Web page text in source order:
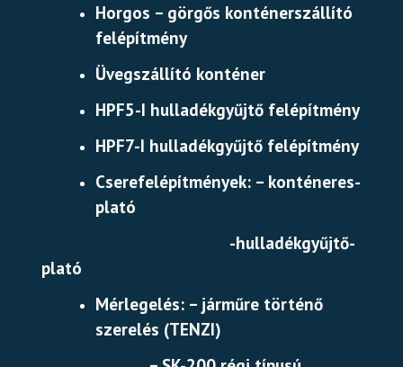
Horgos – görgős konténerszállító
felépítmény
Üvegszállító konténer
HPF5-I hulladékgyűjtő felépítmény
HPF7-I hulladékgyűjtő felépítmény
Cserefelépítmények: – konténeres-
plató
-hulladékgyűjtő-
plató
Mérlegelés: – járműre történő
szerelés (TENZI)